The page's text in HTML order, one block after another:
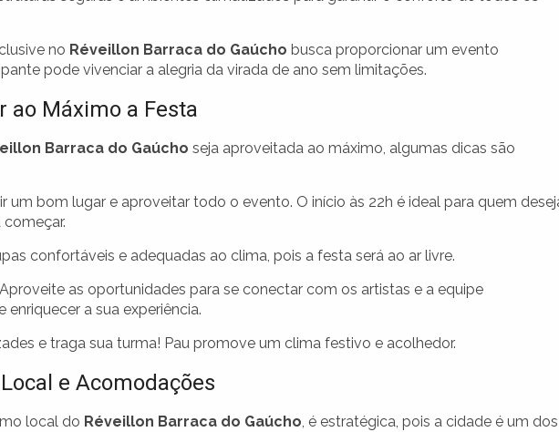
no Réveillon Barraca do Gaúcho busca proporcionar um evento
pode vivenciar a alegria da virada de ano sem limitações.
ao Máximo a Festa
Barraca do Gaúcho seja aproveitada ao máximo, algumas dicas são
um bom lugar e aproveitar todo o evento. O início às 22h é ideal para quem
confortáveis e adequadas ao clima, pois a festa será ao ar livre.
Aproveite as oportunidades para se conectar com os artistas e a equipe
a sua experiência.
e traga sua turma! Pau promove um clima festivo e acolhedor.
e Acomodações
local do Réveillon Barraca do Gaúcho, é estratégica, pois a cidade é um dos